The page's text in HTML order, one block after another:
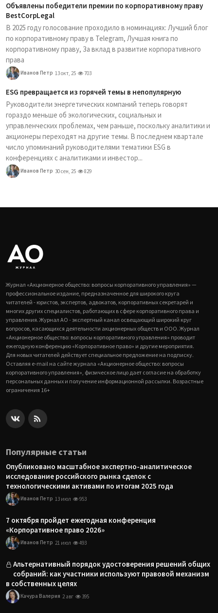
Объявлены победители премии по корпоративному праву
BestCorpLegal
В 2025 году голосование проходило в номинациях: Лучший блог
по корпоративному праву в Telegram, Лучшая книга по
корпоративному праву, За вклад в развитие корпоративного
права
Иванов Петр 13 окт, 25 703
ESG превращается из горячей темы в непопулярную
Руководители энергетических компаний теперь говорят
гораздо меньше об экологических, социальных и
управленческих проблемах, чем раньше, поскольку аналитики и
акционеры переходят на другие темы. В последнем квартале
число упоминаний руководителями тематики ESG в
конференциях с аналитиками и инвестор...
Иванов Петр 30 сен, 25 829
Журнал «Акционерное общество: вопросы корпоративного управления» —
профессиональное издание, предназначенное для широкого круга
читателей - юристов, экспертов, адвокатов, корпоративных секретарей и
многих других специалистов, работающих в сфере корпоративного права и
управления. Журнал АО - экспертный канал освещающий широкий круг
вопросов, касающихся деятельности акционерных обществ и ООО. Журнал
«Акционерное общество: вопросы корпоративного управления» проводит
ежегодную конференцию «Корпоративное право» и другие мероприятия.
Для новых читателей действует специальное предложение на подписку.
Оставляя e-mail на сайте журнала «Акционерное общество: вопросы
корпоративного управления», физическое лицо дает согласие на обработку
персональных данных и получение информационной рассылки. Возрастные
ограничения 16+
Популярные статьи
Опубликовано масштабное экспертно-аналитическое
исследование российского рынка сделок с
технологическими активами по итогам 2025 года
Иванов Петр 13 июл 953
7 октября пройдет ежегодная конференция
«Корпоративное право 2026»
Иванов Петр 21 июл 493
Альтернативный порядок удостоверения решений общих
собраний: как участники используют правовой механизм
в собственных целях
Качура Валерия 2 авг 395